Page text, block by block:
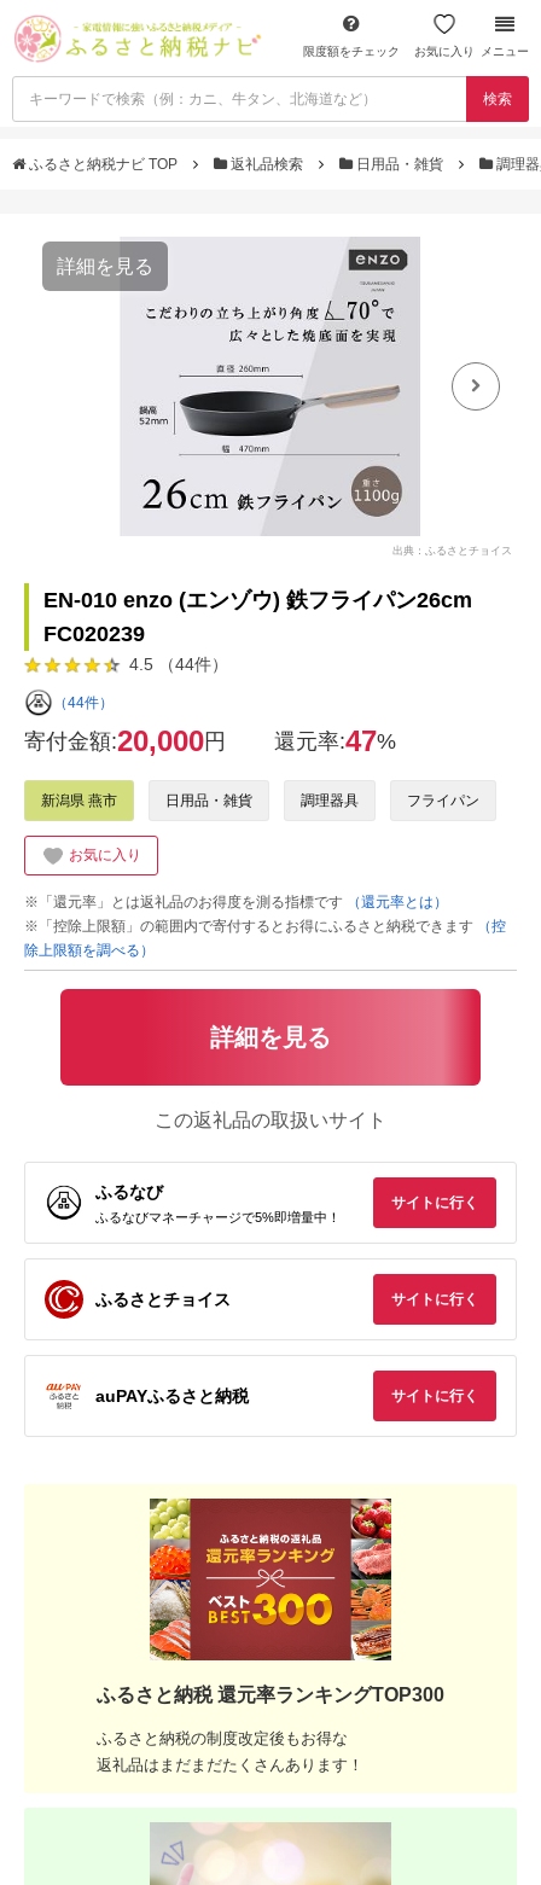
限度額をチェック お気に入り メニュー
検索
ふるさと納税ナビ TOP 返礼品検索 日用品・雑貨 調理
詳細を見る
出典：ふるさとチョイス
EN-010 enzo (エンゾウ) 鉄フライパン26cm
FC020239
4.5 （44件）
（44件）
寄付金額:20,000円 還元率:47%
新潟県 燕市 日用品・雑貨 調理器具 フライパン
お気に入り
※「還元率」とは返礼品のお得度を測る指標です
（還元率とは）
※「控除上限額」の範囲内で寄付するとお得にふるさと納税できます
（控
除上限額を調べる）
詳細を見る
この返礼品の取扱いサイト
ふるなび
ふるなびマネーチャージで5%即増量中！
サイトに行く
ふるさとチョイス サイトに行く
auPAYふるさと納税 サイトに行く
ふるさと納税 還元率ランキングTOP300
ふるさと納税の制度改定後もお得な
返礼品はまだまだたくさんあります！